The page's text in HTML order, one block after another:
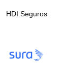
HDI Seguros